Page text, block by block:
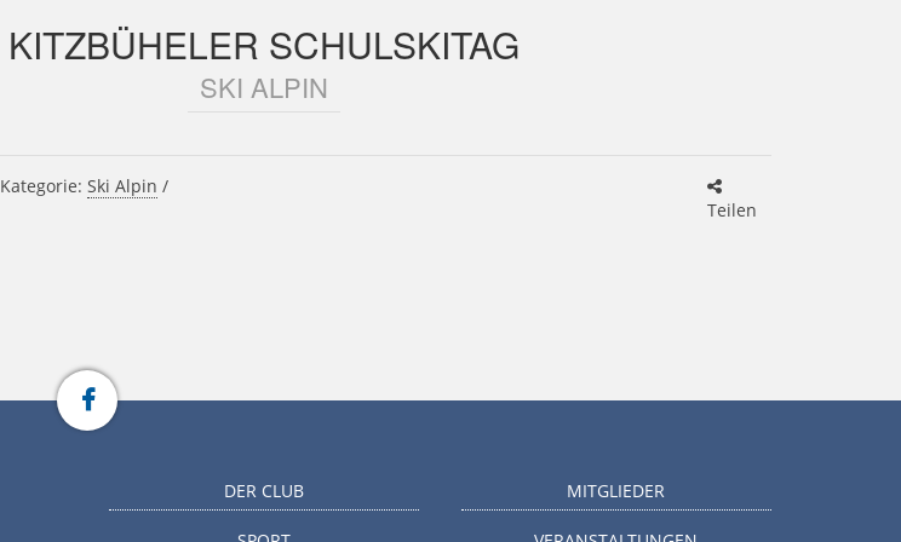
KITZBÜHELER SCHULSKITAG
SKI ALPIN
Kategorie:Ski Alpin /
Teilen
DER CLUB MITGLIEDER